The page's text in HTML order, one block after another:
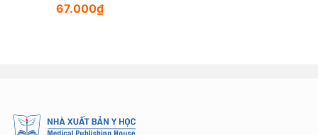
67.000₫